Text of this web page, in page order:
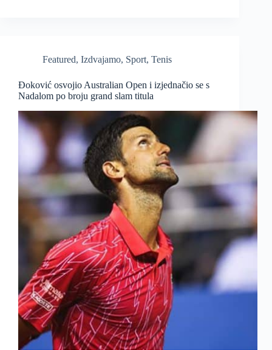
Featured, Izdvajamo, Sport, Tenis
Đoković osvojio Australian Open i izjednačio se s
Nadalom po broju grand slam titula